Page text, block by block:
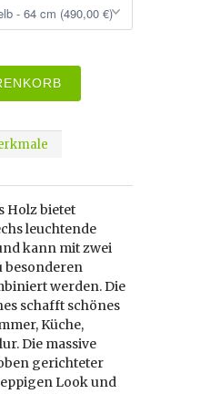
Holz bietet
leuchtende
kann mit zwei
besonderen
werden. Die
schafft schönes
Küche,
Die massive
gerichteter
Look und